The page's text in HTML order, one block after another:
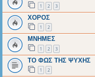
1 2 3
ΧΟΡΟΣ
1 2
ΜΝΗΜΕΣ
1 2 3
ΤΟ ΦΩΣ ΤΗΣ ΨΥΧΗΣ
1 2